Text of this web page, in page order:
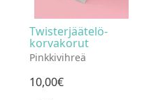
Twisterjäätelö-
korvakorut
Pinkkivihreä
10,00€